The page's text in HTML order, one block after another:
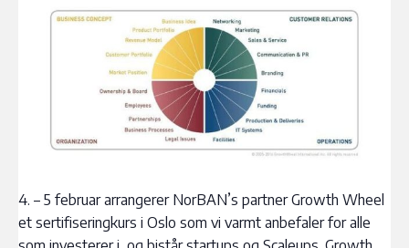
4. – 5 februar arrangerer NorBAN’s partner Growth Wheel
et sertifiseringkurs i Oslo som vi varmt anbefaler for alle